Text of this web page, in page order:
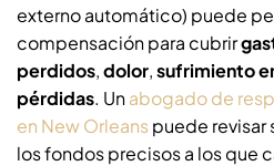
externo automático) puede
compensación para cubrir
perdidos,dolor,sufrimiento
pérdidas. Unabogado de
en New Orleanspuede revisar
los fondos precisos a los que